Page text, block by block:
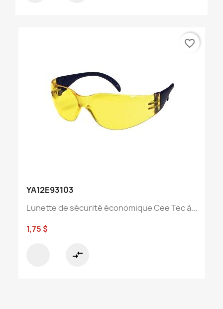
YA12E93103
Lunette de sécurité économique Cee Tec à...
1,75 $
compare_arrows
favorite_border